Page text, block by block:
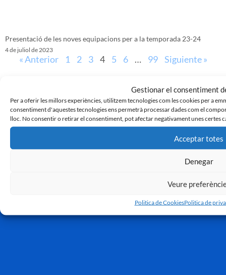
Gestionar el consentiment
Per a oferir les millors experiències, utilitzem tecnologies com les cookies per a
consentiment d'aquestes tecnologies ens permetrà processar dades com el
lloc. No consentir o retirar el consentiment, pot afectar negativament unes certes
Acceptar totes
Denegar
Veure
Politica de CookiesPolitica de
Presentació de les noves equipacions per a la temporada 23-24
4 de juliol de 2023
« Anterior 1 2 3 4 5 6 … 99 Siguiente »